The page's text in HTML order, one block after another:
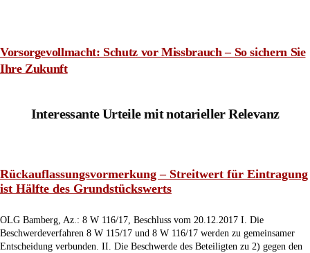
Vorsorgevollmacht: Schutz vor Missbrauch – So sichern Sie
Ihre Zukunft
Interessante Urteile mit notarieller Relevanz
Rückauflassungsvormerkung – Streitwert für Eintragung
ist Hälfte des Grundstückswerts
OLG Bamberg, Az.: 8 W 116/17, Beschluss vom 20.12.2017 I. Die
Beschwerdeverfahren 8 W 115/17 und 8 W 116/17 werden zu gemeinsamer
Entscheidung verbunden. II. Die Beschwerde des Beteiligten zu 2) gegen den